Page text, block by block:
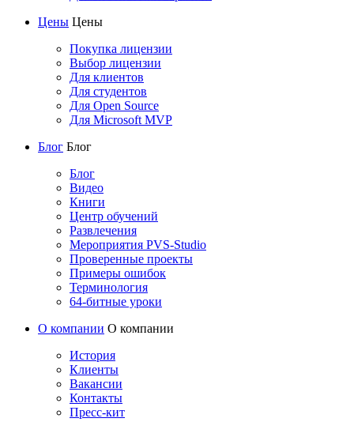
Цены Цены
Покупка лицензии
Выбор лицензии
Для клиентов
Для студентов
Для Open Source
Для Microsoft MVP
Блог Блог
Блог
Видео
Книги
Центр обучений
Развлечения
Мероприятия PVS-Studio
Проверенные проекты
Примеры ошибок
Терминология
64-битные уроки
О компании О компании
История
Клиенты
Вакансии
Контакты
Пресс-кит